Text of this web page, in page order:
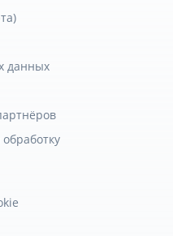
данных